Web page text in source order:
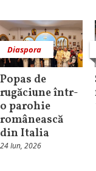
Diaspora
Popas de
rugăciune într-
o parohie
românească
din Italia
24 Iun, 2026